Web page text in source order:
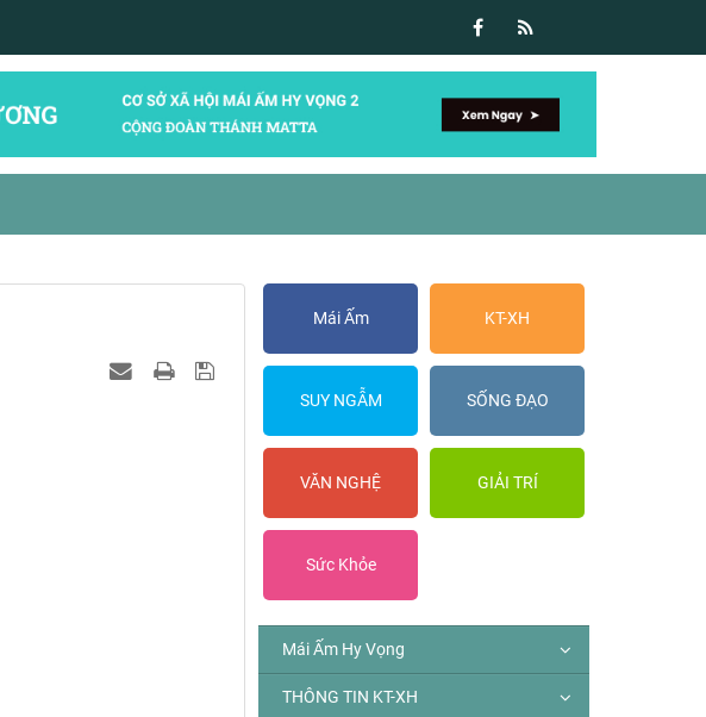
Mái Ấm KT-XH
SUY NGẪM SỐNG ĐẠO
VĂN NGHỆ GIẢI TRÍ
Sức Khỏe
Mái Ấm Hy Vọng
THÔNG TIN KT-XH